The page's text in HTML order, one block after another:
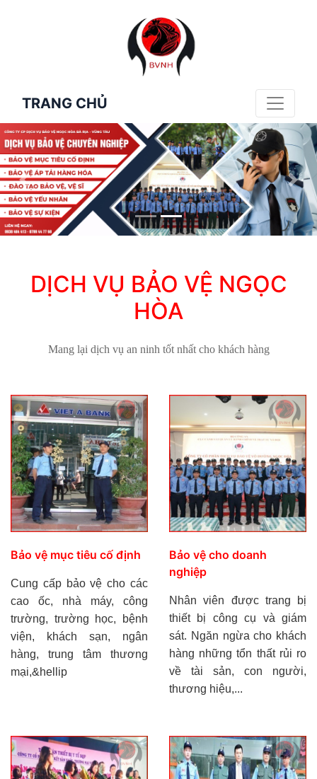
TRANG CHỦ
DỊCH VỤ BẢO VỆ NGỌC
HÒA
Mang lại dịch vụ an ninh tốt nhất cho khách hàng
Bảo vệ mục tiêu cố định
Cung cấp bảo vệ cho các
cao ốc, nhà máy, công
trường, trường học, bệnh
viện, khách sạn, ngân
hàng, trung tâm thương
mại,&hellip
Bảo vệ cho doanh
nghiệp
Nhân viên được trang bị
thiết bị công cụ và giám
sát. Ngăn ngừa cho khách
hàng những tổn thất rủi ro
về tài sản, con người,
thương hiệu,...